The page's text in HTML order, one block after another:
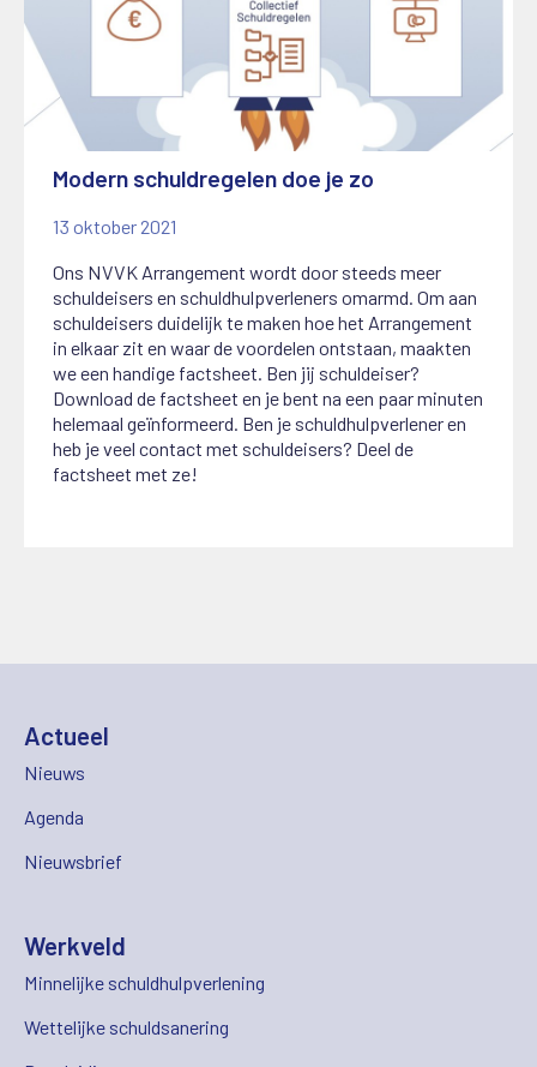
Modern schuldregelen doe je zo
13 oktober 2021
Ons NVVK Arrangement wordt door steeds meer
schuldeisers en schuldhulpverleners omarmd. Om aan
schuldeisers duidelijk te maken hoe het Arrangement
in elkaar zit en waar de voordelen ontstaan, maakten
we een handige factsheet. Ben jij schuldeiser?
Download de factsheet en je bent na een paar minuten
helemaal geïnformeerd. Ben je schuldhulpverlener en
heb je veel contact met schuldeisers? Deel de
factsheet met ze!
Actueel
Nieuws
Agenda
Nieuwsbrief
Werkveld
Minnelijke schuldhulpverlening
Wettelijke schuldsanering